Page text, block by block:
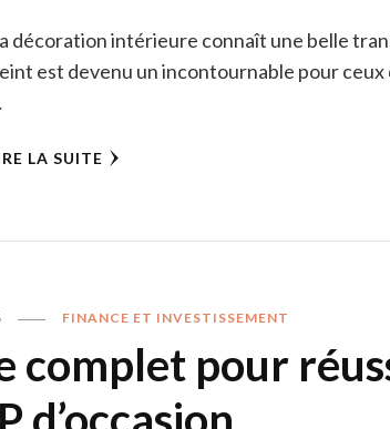
décoration intérieure connaît une belle
est devenu un incontournable pour
LA SUITE
FINANCE ET INVESTISSEMENT
complet pour